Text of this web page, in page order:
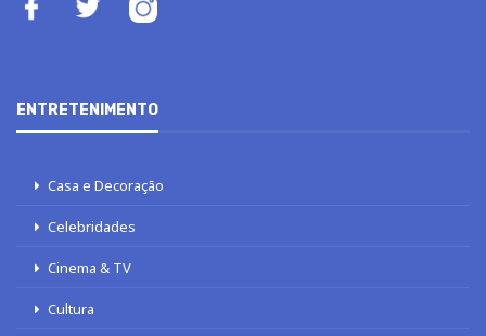
ENTRETENIMENTO
Casa e Decoração
Celebridades
Cinema & TV
Cultura